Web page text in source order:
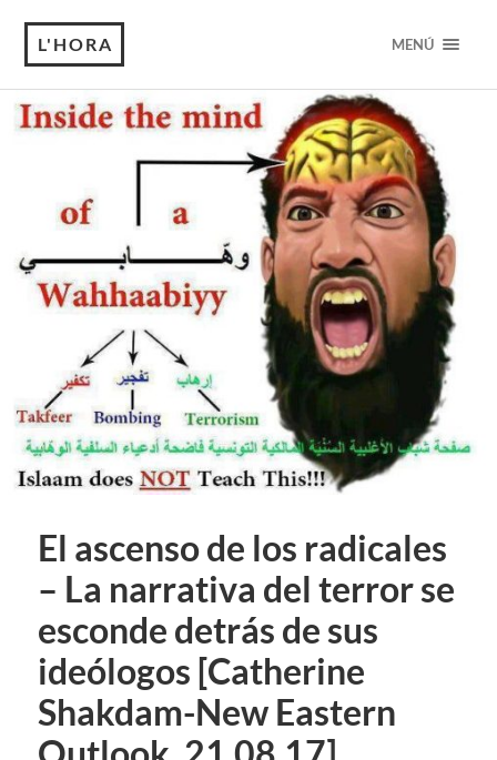
L'HORA MENÚ
El ascenso de los radicales
– La narrativa del terror se
esconde detrás de sus
ideólogos [Catherine
Shakdam-New Eastern